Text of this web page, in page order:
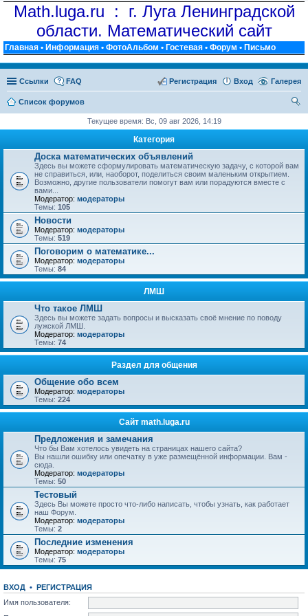
Math.luga.ru : г. Луга Ленинградской
области. Математический сайт
Главная • Информация • ФотоАльбом • Гостевая • Форум • Письмо
Ссылки Галерея
FAQ Вход
Регистрация
Список форумов
Текущее время: Вс, 09 авг 2026, 14:19
Категория
Доска математических объявлений
Здесь вы можете сформулировать математическую задачу, с которой вам
не справиться, или, наоборот, поделиться своим маленьким открытием.
Возможно, другие пользователи помогут вам или порадуются вместе с
вами...
Модератор: модераторы
Темы: 105
Новости
Модератор: модераторы
Темы: 519
Поговорим о математике...
Модератор: модераторы
Темы: 84
ЛМШ
Что такое ЛМШ
Здесь вы можете задать вопросы и высказать своё мнение по поводу
лужской ЛМШ.
Модератор: модераторы
Темы: 74
Раздел для общения
Общение обо всем
Модератор: модераторы
Темы: 224
Сайт math.luga.ru
Предложения и замечания
Что бы Вам хотелось увидеть на страницах нашего сайта?
Вы нашли ошибку или опечатку в уже размещённой информации. Вам -
сюда.
Модератор: модераторы
Темы: 50
Тестовый
Здесь Вы можете просто что-либо написать, чтобы узнать, как работает
наш Форум.
Модератор: модераторы
Темы: 2
Последние изменения
Модератор: модераторы
Темы: 75
ВХОД • РЕГИСТРАЦИЯ
Имя пользователя: